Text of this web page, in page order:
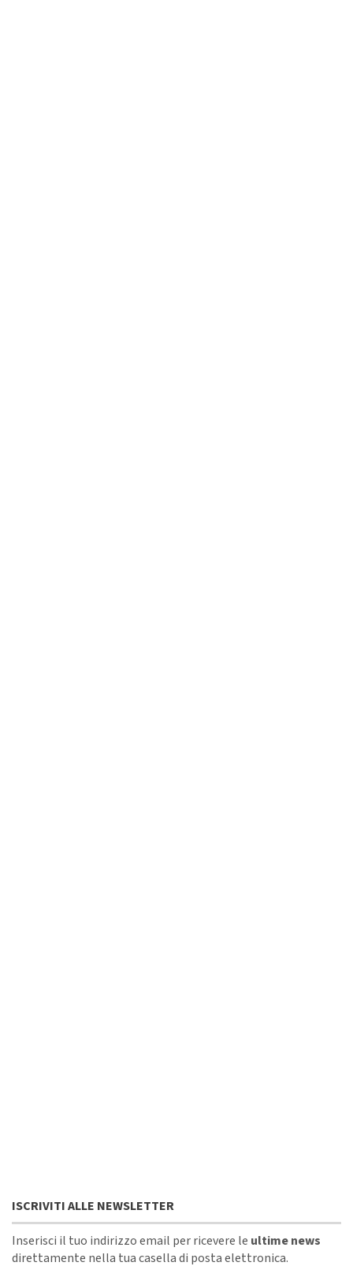
ISCRIVITI ALLE NEWSLETTER
Inserisci il tuo indirizzo email per ricevere le ultime news
direttamente nella tua casella di posta elettronica.